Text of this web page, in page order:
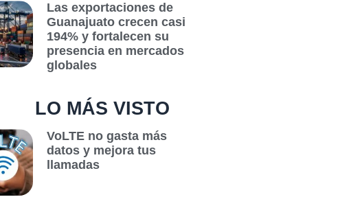
Las exportaciones de
Guanajuato crecen casi
194% y fortalecen su
presencia en mercados
globales
LO MÁS VISTO
VoLTE no gasta más
datos y mejora tus
llamadas